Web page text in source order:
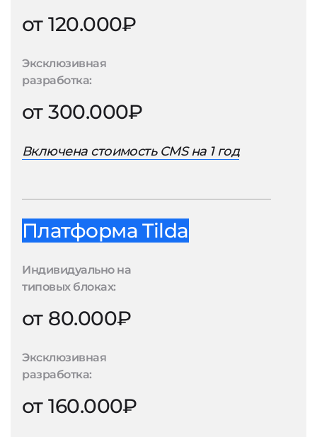
от 120.000₽
Эксклюзивная
разработка:
от 300.000₽
Включена стоимость CMS на 1 год
Платформа Tilda
Индивидуально на
типовых блоках:
от 80.000₽
Эксклюзивная
разработка:
от 160.000₽